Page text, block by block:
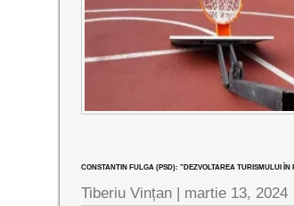
CONSTANTIN FULGA (PSD): ”DEZVOLTAREA TURISMULUI
Tiberiu Vințan | martie 13, 2024